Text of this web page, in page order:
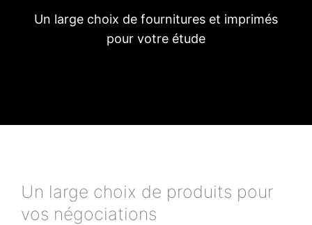
Un large choix de fournitures et imprimés
pour votre étude
Un large choix de produits pour
vos négociations